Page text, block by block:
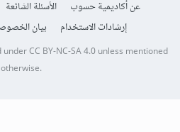
عن أكاديمية حسوب الأسئلة الشائعة
إرشادات الاستخدام
بيان
underCC BY-NC-SA 4.0unless mentioned
otherwise.